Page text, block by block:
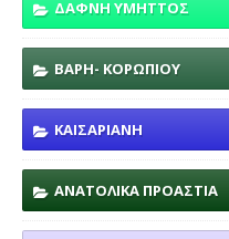
ΔΑΦΝΗ ΥΜΗΤΤΟΣ
ΒΑΡΗ- ΚΟΡΩΠΙΟΥ
ΚΑΙΣΑΡΙΑΝΗ
ΑΝΑΤΟΛΙΚΑ ΠΡΟΑΣΤΙΑ